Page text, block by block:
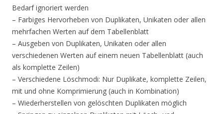
Bedarf ignoriert werden
– Farbiges Hervorheben von Duplikaten, Unikaten oder allen
mehrfachen Werten auf dem Tabellenblatt
– Ausgeben von Duplikaten, Unikaten oder allen
verschiedenen Werten auf einem neuen Tabellenblatt (auch
als komplette Zeilen)
– Verschiedene Löschmodi: Nur Duplikate, komplette Zeilen,
mit und ohne Komprimierung (auch in Kombination)
– Wiederherstellen von gelöschten Duplikaten möglich